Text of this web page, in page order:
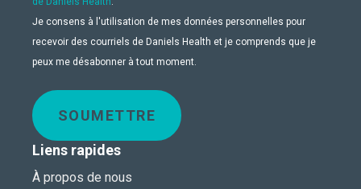
Je consens à l'utilisation de mes données personnelles pour
recevoir des courriels de Daniels Health et je comprends que je
peux me désabonner à tout moment.
SOUMETTRE
Liens rapides
À propos de nous